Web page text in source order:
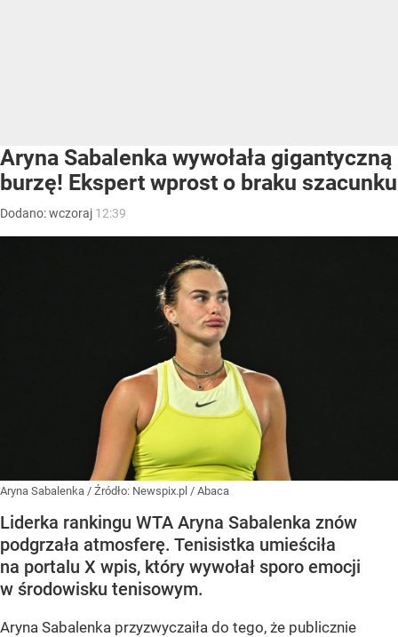
Aryna Sabalenka wywołała gigantyczną
burzę! Ekspert wprost o braku szacunku
Dodano:wczoraj 12:39
Aryna Sabalenka / Źródło: Newspix.pl / Abaca
Liderka rankingu WTA Aryna Sabalenka znów
podgrzała atmosferę. Tenisistka umieściła
na portalu X wpis, który wywołał sporo emocji
w środowisku tenisowym.
Aryna Sabalenka przyzwyczaiła do tego, że publicznie